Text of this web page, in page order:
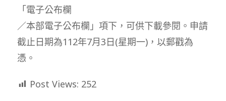
「電子公布欄
／本部電子公布欄」項下，可供下載參閱。申請
截止日期為112年7月3日(星期一)，以郵戳為
憑。
Post Views: 252